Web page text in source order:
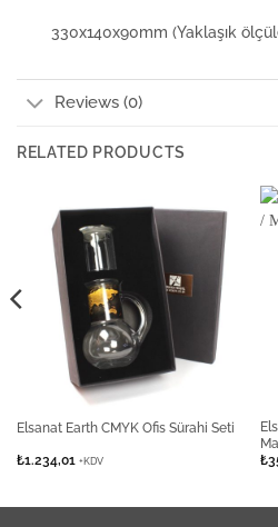
330x140x90mm (Yaklaşık
Reviews (0)
RELATED PRODUCTS
Elsanat Earth CMYK Ofis Sürahi Seti
₺1.234,01 +KDV
₺